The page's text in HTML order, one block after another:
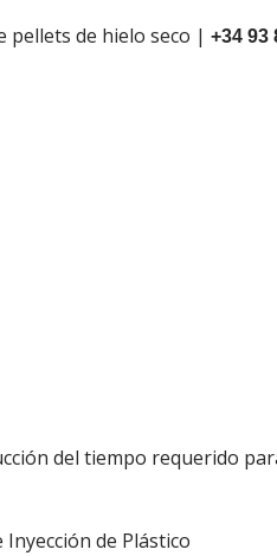
pellets de hielo seco | +34 93
del tiempo requerido